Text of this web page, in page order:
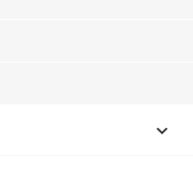
keyboard_arrow_down